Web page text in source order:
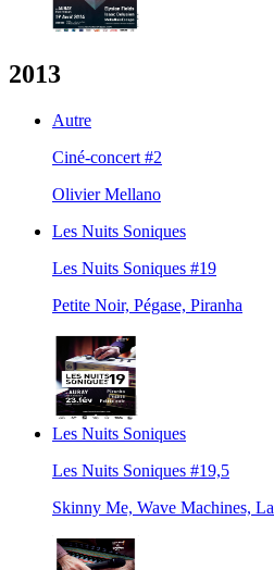
2013
Autre
Ciné-concert #2
Olivier Mellano
Les Nuits Soniques
Les Nuits Soniques #19
Petite Noir, Pégase, Piranha
Les Nuits Soniques
Les Nuits Soniques #19,5
Skinny Me, Wave Machines,